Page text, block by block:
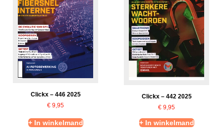
Clickx – 446 2025
€ 9,95
+ In winkelmand
Clickx – 442 2025
€ 9,95
+ In winkelmand